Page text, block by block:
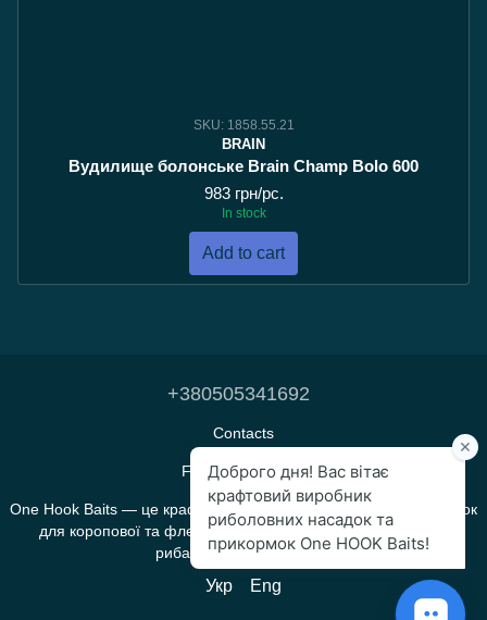
SKU: 1858.55.21
BRAIN
Вудилище болонське Brain Champ Bolo 600
983 грн/pc.
In stock
Add to cart
+380505341692
Contacts
Full version of site
One Hook Baits — це крафтове виробництво прикормок і насадок
для коропової та флет-фідерної риболовлі, яке створене
рибалками для рибалок.
Укр Eng